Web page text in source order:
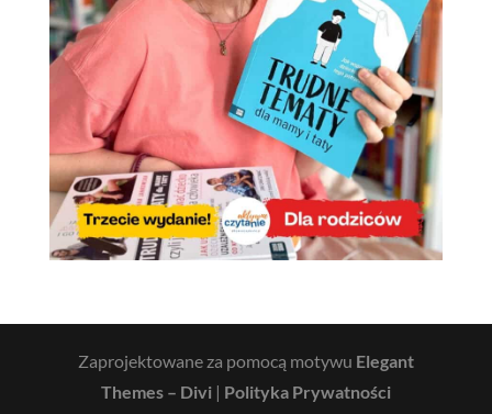
Zaprojektowane za pomocą motywu Elegant
Themes – Divi | Polityka Prywatności